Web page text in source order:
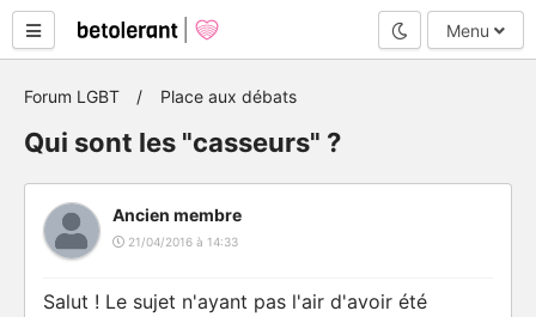
Mode nuit
Menu
Forum LGBT Place aux débats
Qui sont les "casseurs" ?
Ancien membre
21/04/2016 à 14:33
Salut ! Le sujet n'ayant pas l'air d'avoir été